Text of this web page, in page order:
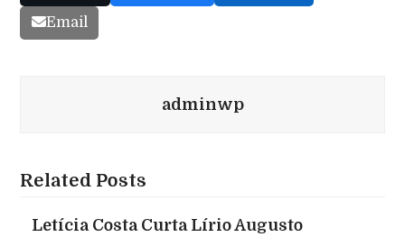
Email
adminwp
Related Posts
Letícia Costa Curta Lírio Augusto